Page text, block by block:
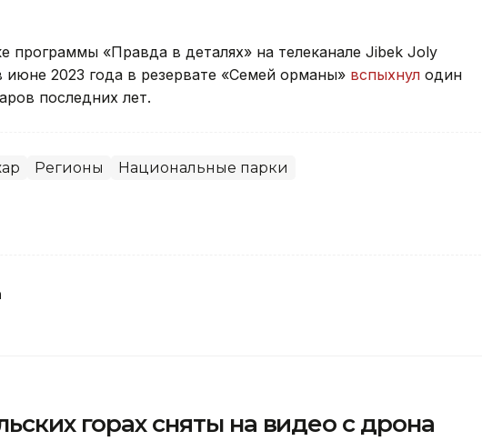
«Правда в деталях» на телеканале Jibek Joly
2023 года в резервате «Семей орманы» вспыхнул один
последних лет.
Регионы Национальные парки
горах сняты на видео с дрона